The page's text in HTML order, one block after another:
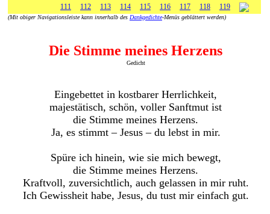
111
112 113 114 115 116 117 118 119
(Mit obiger Navigationsleiste kann innerhalb des Dankgedichte-Menüs geblättert werden)
Die Stimme meines Herzens
Gedicht
Eingebettet in kostbarer Herrlichkeit,
majestätisch, schön, voller Sanftmut ist
die Stimme meines Herzens.
Ja, es stimmt – Jesus – du lebst in mir.
Spüre ich hinein, wie sie mich bewegt,
die Stimme meines Herzens.
Kraftvoll, zuversichtlich, auch gelassen in mir ruht.
Ich Gewissheit habe, Jesus, du tust mir einfach gut.